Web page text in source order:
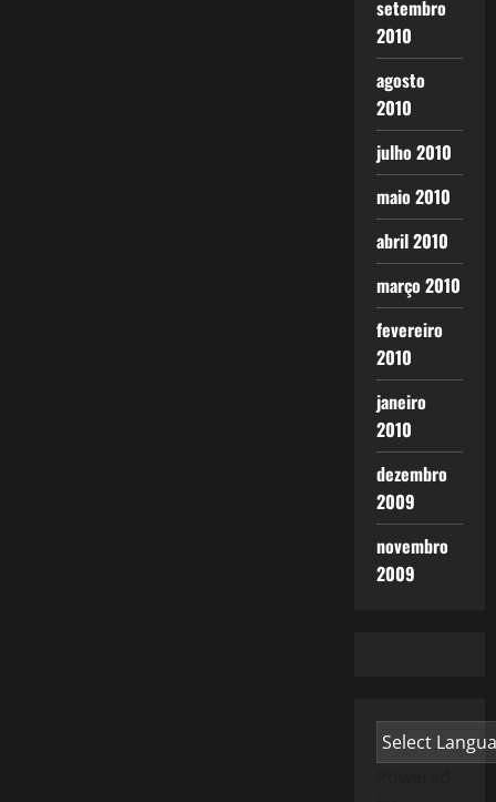
setembro
2010
agosto
2010
julho 2010
maio 2010
abril 2010
março 2010
fevereiro
2010
janeiro
2010
dezembro
2009
novembro
2009